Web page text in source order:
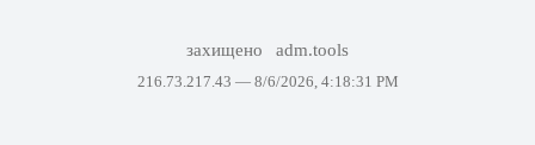
захищено adm.tools
216.73.217.43 — 8/6/2026, 4:18:31 PM